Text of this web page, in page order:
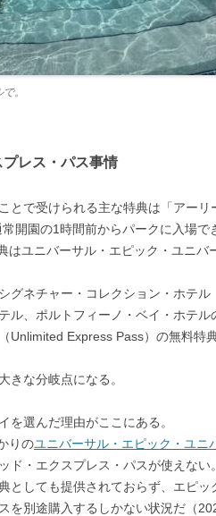
。
レス・パス事情
とで受けられる主な特典は「アー
開園の1時間前からパークに入場で
はユニバーサル・エピック・ユニバ
グネチャー・コレクション・ホテ
ル、ポルトフィーノ・ベイ・ホテ
Unlimited Express Pass）の無料特
きな分岐点になる。
を選んだ理由がここにある。
りのユニバーサル・エピック・ユニ
ド・エクスプレス・パスが使えない。
としても提供されておらず、エピ
を別途購入するしかない状況だ（